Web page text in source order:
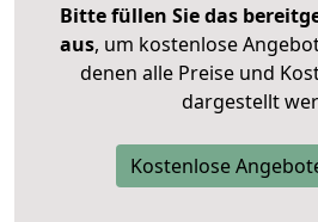
Bitte füllen Sie das
aus, um kostenlose
denen alle Preise und
dargestellt
Kostenlose